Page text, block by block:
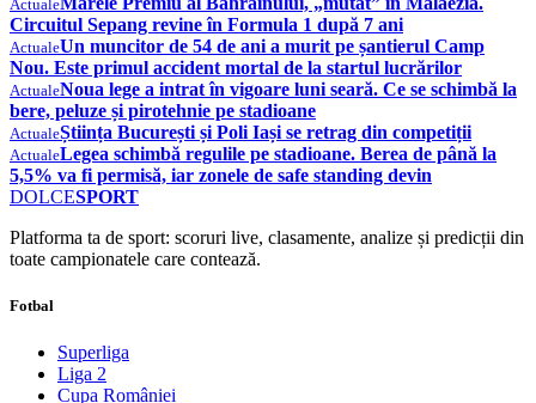
Actuale
Circuitul Sepang revine în Formula 1 după 7 ani
ActualeUn muncitor de 54 de ani a murit pe șantierul Camp
Nou. Este primul accident mortal de la startul lucrărilor
ActualeNoua lege a intrat în vigoare luni seară. Ce se schimbă la
bere, peluze și pirotehnie pe stadioane
ActualeȘtiința București și Poli Iași se retrag din competiții
ActualeLegea schimbă regulile pe stadioane. Berea de până la
5,5% va fi permisă, iar zonele de safe standing devin
DOLCESPORT
Platforma ta de sport: scoruri live, clasamente, analize și predicții din
toate campionatele care contează.
Fotbal
Superliga
Liga 2
Cupa României